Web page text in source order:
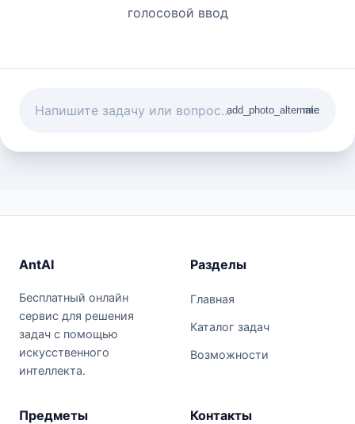
голосовой ввод
add_photo_alternate
mic
AntAI
Бесплатный онлайн
сервис для решения
задач с помощью
искусственного
интеллекта.
Разделы
Главная
Каталог задач
Возможности
Предметы Контакты